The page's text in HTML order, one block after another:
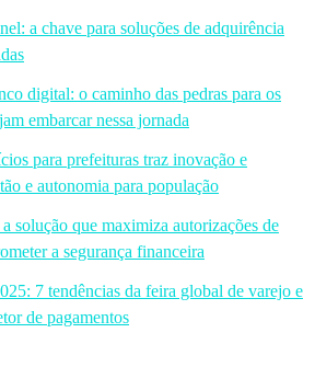
a chave para soluções de adquirência
digital: o caminho das pedras para os
embarcar nessa jornada
para prefeituras traz inovação e
e autonomia para população
solução que maximiza autorizações de
a segurança financeira
7 tendências da feira global de varejo e
de pagamentos